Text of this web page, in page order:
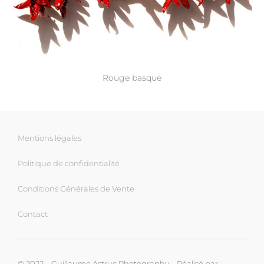
Rouge basque
Mentions légales
Politique de confidentialité
Conditions Générales de Vente
Contact